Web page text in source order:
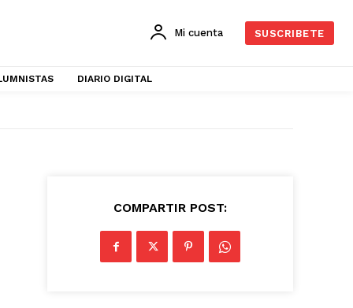
Mi cuenta SUSCRIBETE
DIARIO DIGITAL
COMPARTIR POST: